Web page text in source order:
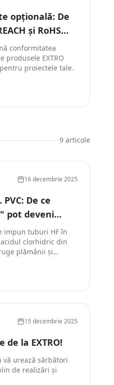
opțională: De
și RoHS
tale
conformitatea
produsele EXTRO
proiectele tale.
9 articole
16 decembrie 2025
De ce
pot deveni
incendiu?
impun tuburi HF în
clorhidric din
plămânii și
15 decembrie 2025
la EXTRO!
vă urează sărbători
de realizări și